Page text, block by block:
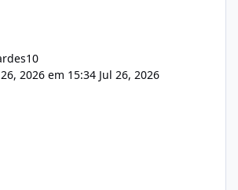
2026 em 15:34 Jul 26, 2026